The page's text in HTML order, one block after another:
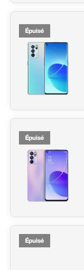
Épuisé
Épuisé
Épuisé